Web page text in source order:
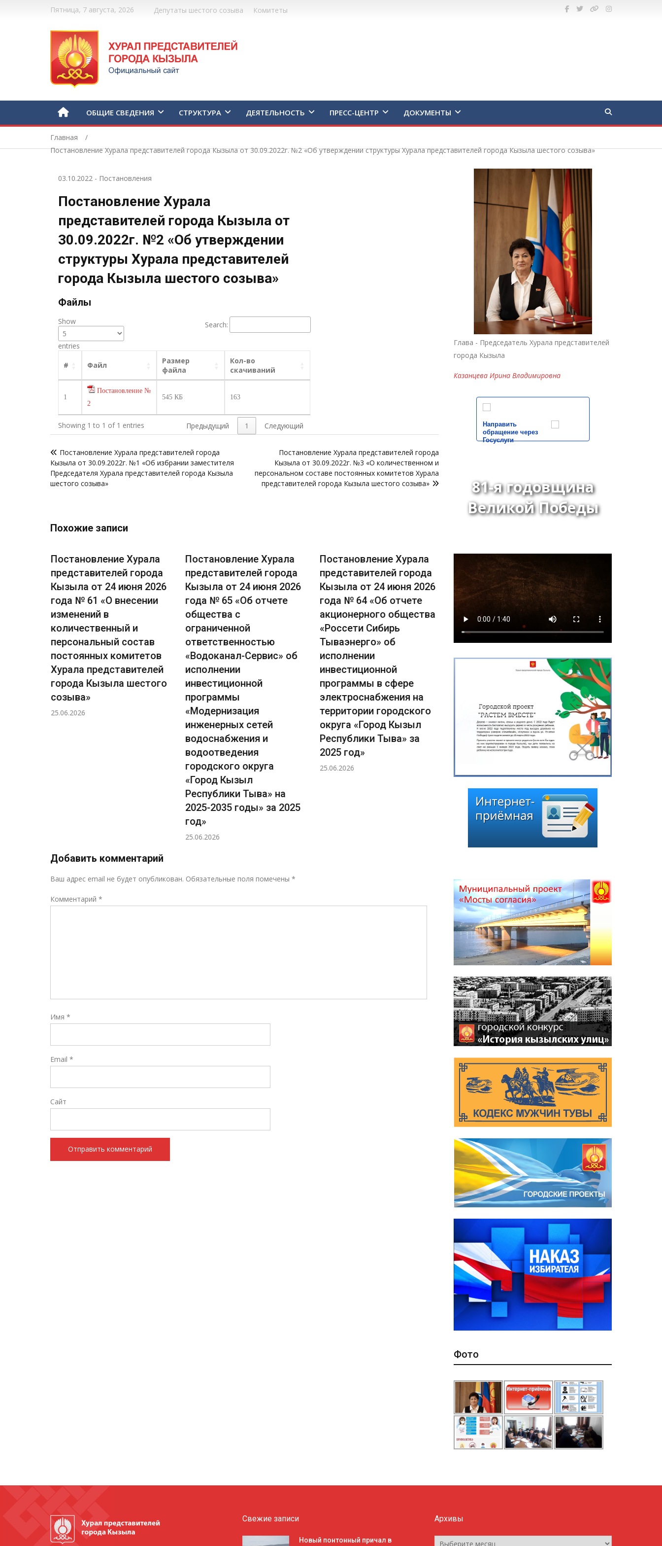
Пятница, 7 августа, 2026 Депутаты шестого созыва Комитеты
ОБЩИЕ СВЕДЕНИЯ СТРУКТУРА ДЕЯТЕЛЬНОСТЬ ПРЕСС-ЦЕНТР ДОКУМЕНТЫ
Главная
Постановление Хурала представителей города Кызыла от 30.09.2022г. №2 «Об утверждении структуры Хурала представителей города Кызыла шестого созыва»
03.10.2022- Постановления
Постановление Хурала
представителей города Кызыла от
30.09.2022г. №2 «Об утверждении
структуры Хурала представителей
города Кызыла шестого созыва»
Файлы
Show
entries
Search:
# Файл
Размер
файла
Кол-во
скачиваний
1
Постановление №
2
545 КБ 163
Showing 1 to 1 of 1 entries Предыдущий 1 Следующий
по
записям
Постановление Хурала представителей города
Кызыла от 30.09.2022г. №1 «Об избрании заместителя
Председателя Хурала представителей города Кызыла
шестого созыва»
Постановление Хурала представителей города
Кызыла от 30.09.2022г. №3 «О количественном и
персональном составе постоянных комитетов Хурала
представителей города Кызыла шестого созыва»
Похожие записи
Постановление Хурала
представителей города
Кызыла от 24 июня 2026
года № 61 «О внесении
изменений в
количественный и
персональный состав
постоянных комитетов
Хурала представителей
города Кызыла шестого
созыва»
25.06.2026
Постановление Хурала
представителей города
Кызыла от 24 июня 2026
года № 65 «Об отчете
общества с
ограниченной
ответственностью
«Водоканал-Сервис» об
исполнении
инвестиционной
программы
«Модернизация
инженерных сетей
водоснабжения и
водоотведения
городского округа
«Город Кызыл
Республики Тыва» на
2025-2035 годы» за 2025
год»
25.06.2026
Постановление Хурала
представителей города
Кызыла от 24 июня 2026
года № 64 «Об отчете
акционерного общества
«Россети Сибирь
Тываэнерго» об
исполнении
инвестиционной
программы в сфере
электроснабжения на
территории городского
округа «Город Кызыл
Республики Тыва» за
2025 год»
25.06.2026
Постановление Хурала
представителей города
Кызыла от 24 июня 2026
года № 63 «О даче
согласия на назначение
начальника
департамента
капитального
реализации жилищных
программ мэрии города
Кызыла Кан-оола С.М.»
25.06.2026
Добавить комментарий
Ваш адрес email не будет опубликован. Обязательные поля помечены *
Комментарий *
Имя *
Email *
Сайт
Рейтинг
Глава - Председатель Хурала представителей
города Кызыла
Казанцева Ирина Владимировна
Направить
обращение через
Госуслуги
81-я годовщина
Великой Победы
Фото
Свежие записи
Новый понтонный причал в
Архивы
Архивы